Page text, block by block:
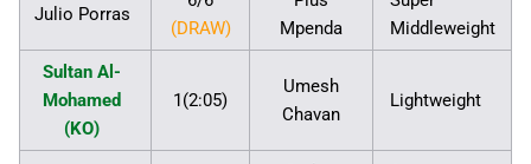
Julio Porras
(DRAW)
Mpenda
Middleweight
Sultan Al-
Mohamed
(KO)
1(2:05)
Umesh
Chavan
Lightweight